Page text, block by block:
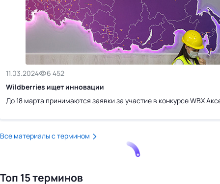
бизнес-центр
11.03.2024
6 452
Wildberries ищет инновации
До 18 марта принимаются заявки за участие в конкурсе WBX
Все материалы с термином
Топ 15 терминов